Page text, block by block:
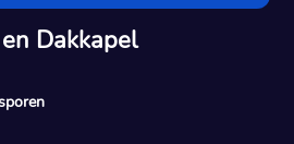
Dakkapel